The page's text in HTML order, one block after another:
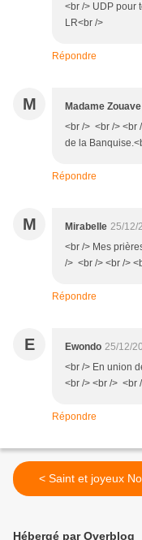
<br /> UDP pour
LR<br />
Répondre
M Madame Zouave
<br /> <br /> <br
de la
Répondre
M Mirabelle 25/12/
<br /> Mes
/> <br /> <br />
Répondre
E Ewondo 25/12/
<br /> En union
<br /> <br /> <br
Répondre
< Saint et joyeux
Hébergé par Overblog